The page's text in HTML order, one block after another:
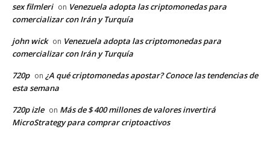
sex filmleri on Venezuela adopta las criptomonedas para
comercializar con Irán y Turquía
john wick on Venezuela adopta las criptomonedas para
comercializar con Irán y Turquía
720p on ¿A qué criptomonedas apostar? Conoce las tendencias de
esta semana
720p izle on Más de $ 400 millones de valores invertirá
MicroStrategy para comprar criptoactivos